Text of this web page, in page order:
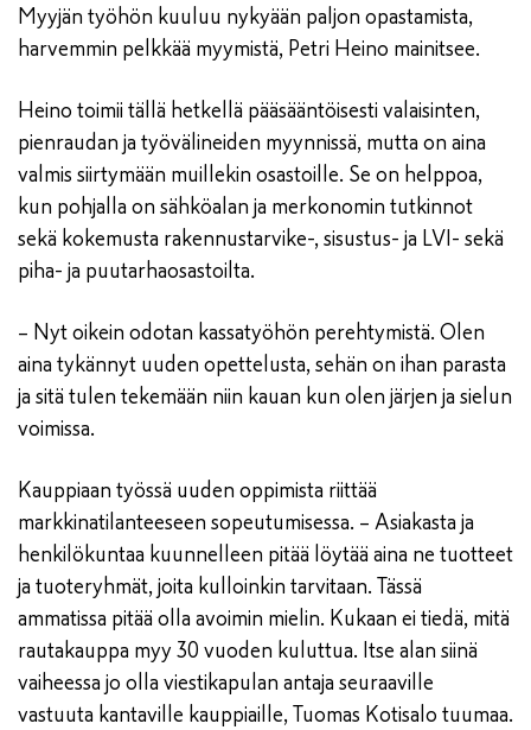
Myyjän työhön kuuluu nykyään paljon opastamista,
harvemmin pelkkää myymistä, Petri Heino mainitsee.
Heino toimii tällä hetkellä pääsääntöisesti valaisinten,
pienraudan ja työvälineiden myynnissä, mutta on aina
valmis siirtymään muillekin osastoille. Se on helppoa,
kun pohjalla on sähköalan ja merkonomin tutkinnot
sekä kokemusta rakennustarvike-, sisustus- ja LVI- sekä
piha- ja puutarhaosastoilta.
– Nyt oikein odotan kassatyöhön perehtymistä. Olen
aina tykännyt uuden opettelusta, sehän on ihan parasta
ja sitä tulen tekemään niin kauan kun olen järjen ja sielun
voimissa.
Kauppiaan työssä uuden oppimista riittää
markkinatilanteeseen sopeutumisessa. – Asiakasta ja
henkilökuntaa kuunnelleen pitää löytää aina ne tuotteet
ja tuoteryhmät, joita kulloinkin tarvitaan. Tässä
ammatissa pitää olla avoimin mielin. Kukaan ei tiedä, mitä
rautakauppa myy 30 vuoden kuluttua. Itse alan siinä
vaiheessa jo olla viestikapulan antaja seuraaville
vastuuta kantaville kauppiaille, Tuomas Kotisalo tuumaa.